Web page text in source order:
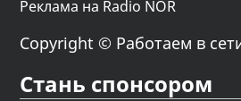
Реклама на Radio NOR
Copyright © Работаем в
Стань спонсором